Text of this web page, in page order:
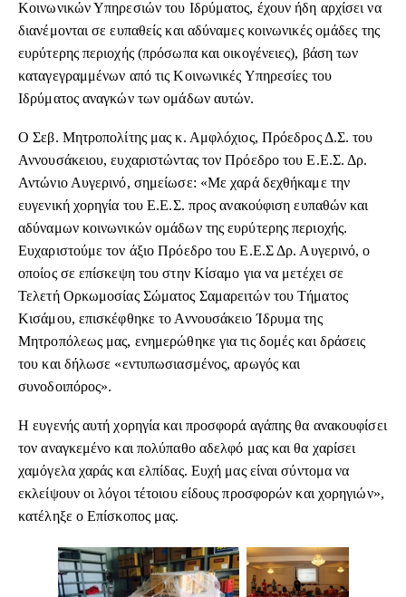
Κοινωνικών Υπηρεσιών του Ιδρύματος, έχουν ήδη αρχίσει να
διανέμονται σε ευπαθείς και αδύναμες κοινωνικές ομάδες της
ευρύτερης περιοχής (πρόσωπα και οικογένειες), βάση των
καταγεγραμμένων από τις Κοινωνικές Υπηρεσίες του
Ιδρύματος αναγκών των ομάδων αυτών.
Ο Σεβ. Μητροπολίτης μας κ. Αμφλόχιος, Πρόεδρος Δ.Σ. του
Αννουσάκειου, ευχαριστώντας τον Πρόεδρο του Ε.Ε.Σ. Δρ.
Αντώνιο Αυγερινό, σημείωσε: «Με χαρά δεχθήκαμε την
ευγενική χορηγία του Ε.Ε.Σ. προς ανακούφιση ευπαθών και
αδύναμων κοινωνικών ομάδων της ευρύτερης περιοχής.
Ευχαριστούμε τον άξιο Πρόεδρο του Ε.Ε.Σ Δρ. Αυγερινό, ο
οποίος σε επίσκεψη του στην Κίσαμο για να μετέχει σε
Τελετή Ορκωμοσίας Σώματος Σαμαρειτών του Τήματος
Κισάμου, επισκέφθηκε το Αννουσάκειο Ίδρυμα της
Μητροπόλεως μας, ενημερώθηκε για τις δομές και δράσεις
του και δήλωσε «εντυπωσιασμένος, αρωγός και
συνοδοιπόρος».
Η ευγενής αυτή χορηγία και προσφορά αγάπης θα ανακουφίσει
τον αναγκεμένο και πολύπαθο αδελφό μας και θα χαρίσει
χαμόγελα χαράς και ελπίδας. Ευχή μας είναι σύντομα να
εκλείψουν οι λόγοι τέτοιου είδους προσφορών και χορηγιών»,
κατέληξε ο Επίσκοπος μας.